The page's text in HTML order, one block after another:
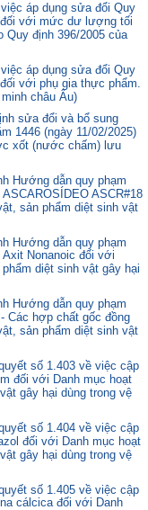
áp dụng sửa đổi Quy
đối với mức dư lượng tối
định 396/2005 của
áp dụng sửa đổi Quy
với phụ gia thực phẩm.
châu Âu)
sửa đổi và bổ sung
1446 (ngày 11/02/2025)
xốt (nước chấm) lưu
Hướng dẫn quy phạm
ASCR#18
sản phẩm diệt sinh vật
Hướng dẫn quy phạm
Nonanoic đối với
diệt sinh vật gây hại
Hướng dẫn quy phạm
Các hợp chất gốc đồng
sản phẩm diệt sinh vật
số 1.403 về việc cập
đối với Danh mục hoạt
gây hại dùng trong vệ
số 1.404 về việc cập
đối với Danh mục hoạt
gây hại dùng trong vệ
số 1.405 về việc cập
cálcica đối với Danh